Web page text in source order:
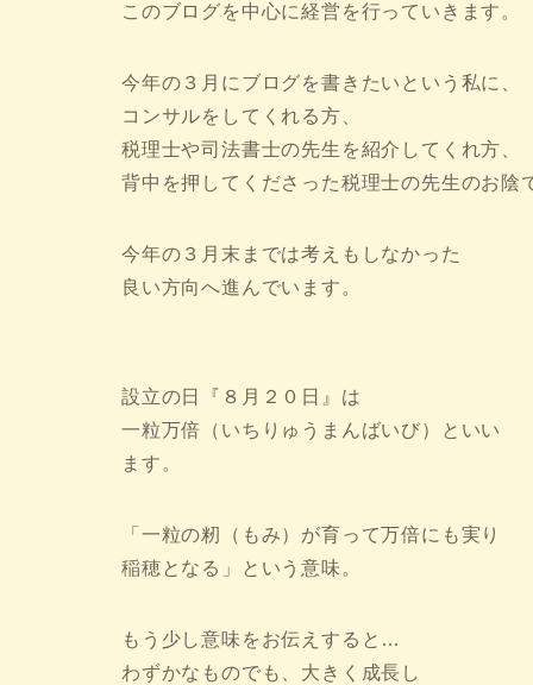
このブログを中心に経営を行っていきます
今年の３月にブログを書きたいという私に、
コンサルをしてくれる方、
税理士や司法書士の先生を紹介してくれ方、
背中を押してくださった税理士の先生のお陰
今年の３月末までは考えもしなかった
良い方向へ進んでいます。
設立の日『８月２０日』は
一粒万倍（いちりゅうまんばいび）といい
ます。
「一粒の籾（もみ）が育って万倍にも実り
稲穂となる」という意味。
もう少し意味をお伝えすると…
わずかなものでも、大きく成長し